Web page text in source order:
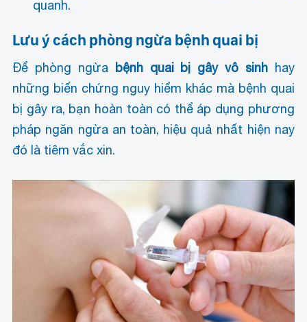
quanh.
Lưu ý cách phòng ngừa bệnh quai bị
Để phòng ngừa bệnh quai bị gây vô sinh hay
những biến chứng nguy hiểm khác mà bệnh quai
bị gây ra, bạn hoàn toàn có thể áp dụng phương
pháp ngăn ngừa an toàn, hiệu quả nhất hiện nay
đó là tiêm vắc xin.